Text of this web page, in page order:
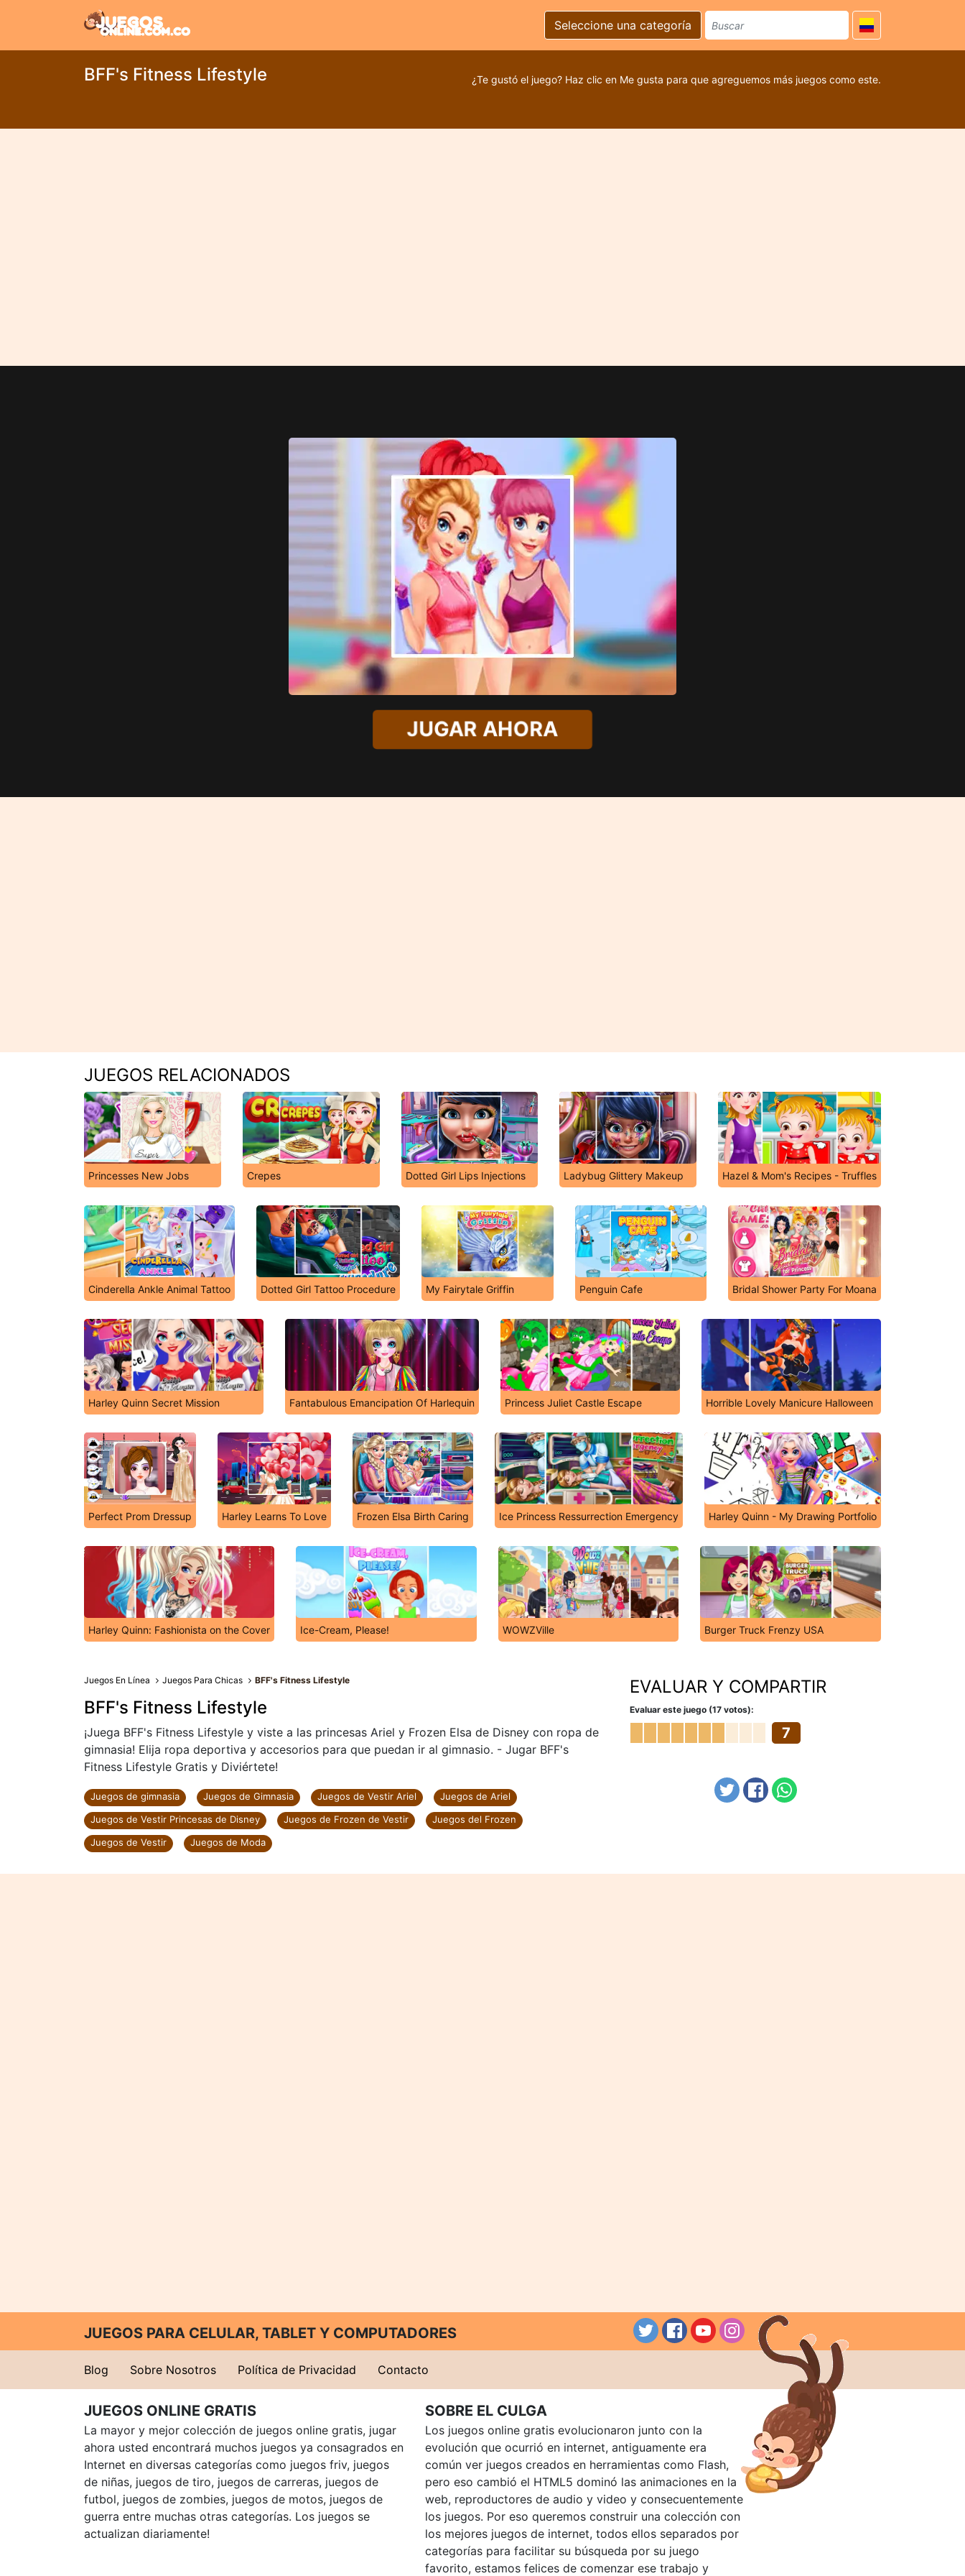
Seleccione una categoría
BFF's Fitness Lifestyle ¿Te gustó el juego? Haz clic en Me gusta para que agreguemos más juegos como este.
JUGAR AHORA
JUEGOS RELACIONADOS
Princesses New Jobs Crepes Dotted Girl Lips Injections Ladybug Glittery Makeup Hazel & Mom's Recipes - Truffles
Cinderella Ankle Animal Tattoo Dotted Girl Tattoo Procedure My Fairytale Griffin Penguin Cafe Bridal Shower Party For Moana
Harley Quinn Secret Mission Fantabulous Emancipation Of Harlequin Princess Juliet Castle Escape Horrible Lovely Manicure Halloween
Perfect Prom Dressup Harley Learns To Love Frozen Elsa Birth Caring Ice Princess Ressurrection Emergency Harley Quinn - My Drawing Portfolio
Harley Quinn: Fashionista on the Cover Ice-Cream, Please! WOWZVille Burger Truck Frenzy USA
Juegos En Línea Juegos Para Chicas BFF's Fitness Lifestyle
BFF's Fitness Lifestyle
¡Juega BFF's Fitness Lifestyle y viste a las princesas Ariel y Frozen Elsa de Disney con ropa de
gimnasia! Elija ropa deportiva y accesorios para que puedan ir al gimnasio. - Jugar BFF's
Fitness Lifestyle Gratis y Diviértete!
Juegos de gimnasia Juegos de Gimnasia Juegos de Vestir Ariel
Juegos de Ariel
Juegos de Vestir Princesas de Disney
Juegos de Frozen de Vestir
Juegos del Frozen
Juegos de Vestir
Juegos de Moda
EVALUAR Y COMPARTIR
Evaluar este juego (17 votos):
7
JUEGOS PARA CELULAR, TABLET Y COMPUTADORES
Blog Sobre Nosotros Política de Privacidad Contacto
JUEGOS ONLINE GRATIS
La mayor y mejor colección de juegos online gratis, jugar
ahora usted encontrará muchos juegos ya consagrados en
Internet en diversas categorías como juegos friv, juegos
de niñas, juegos de tiro, juegos de carreras, juegos de
futbol, juegos de zombies, juegos de motos, juegos de
guerra entre muchas otras categorías. Los juegos se
actualizan diariamente!
SOBRE EL CULGA
Los juegos online gratis evolucionaron junto con la
evolución que ocurrió en internet, antiguamente era
común ver juegos creados en herramientas como Flash,
pero eso cambió el HTML5 dominó las animaciones en la
web, reproductores de audio y video y consecuentemente
los juegos. Por eso queremos construir una colección con
los mejores juegos de internet, todos ellos separados por
categorías para facilitar su búsqueda por su juego
favorito, estamos felices de comenzar ese trabajo y